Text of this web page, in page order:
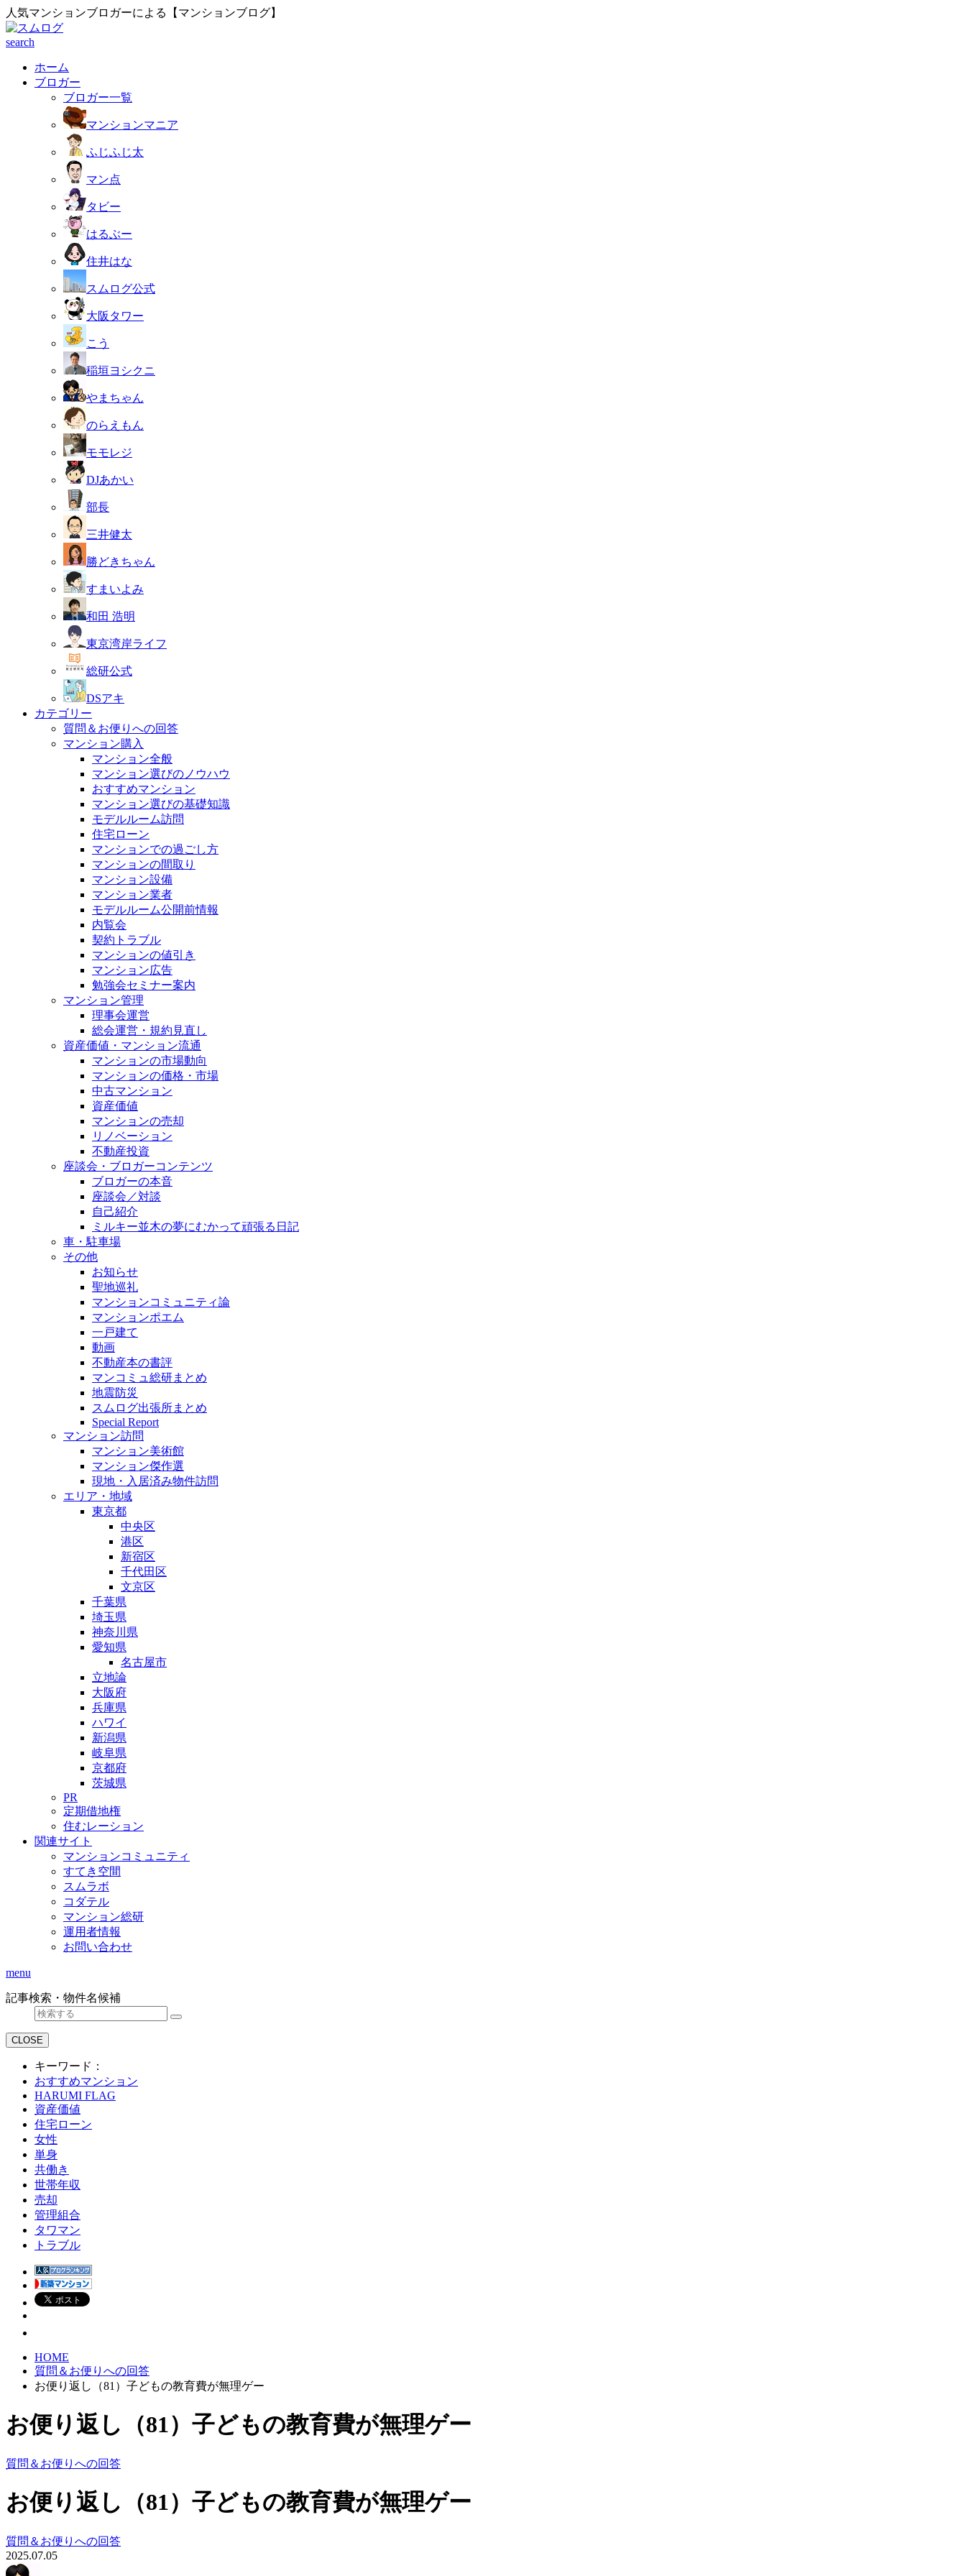
人気マンションブロガーによる【マンションブログ】
search
ホーム
ブロガー
ブロガー一覧
マンションマニア
ふじふじ太
マン点
タビー
はるぶー
住井はな
スムログ公式
大阪タワー
こう
稲垣ヨシクニ
やまちゃん
のらえもん
モモレジ
DJあかい
部長
三井健太
勝どきちゃん
すまいよみ
和田 浩明
東京湾岸ライフ
総研公式
DSアキ
カテゴリー
質問＆お便りへの回答
マンション購入
マンション全般
マンション選びのノウハウ
おすすめマンション
マンション選びの基礎知識
モデルルーム訪問
住宅ローン
マンションでの過ごし方
マンションの間取り
マンション設備
マンション業者
モデルルーム公開前情報
内覧会
契約トラブル
マンションの値引き
マンション広告
勉強会セミナー案内
マンション管理
理事会運営
総会運営・規約見直し
資産価値・マンション流通
マンションの市場動向
マンションの価格・市場
中古マンション
資産価値
マンションの売却
リノベーション
不動産投資
座談会・ブロガーコンテンツ
ブロガーの本音
座談会／対談
自己紹介
ミルキー並木の夢にむかって頑張る日記
車・駐車場
その他
お知らせ
聖地巡礼
マンションコミュニティ論
マンションポエム
一戸建て
動画
不動産本の書評
マンコミュ総研まとめ
地震防災
スムログ出張所まとめ
Special Report
マンション訪問
マンション美術館
マンション傑作選
現地・入居済み物件訪問
エリア・地域
東京都
中央区
港区
新宿区
千代田区
文京区
千葉県
埼玉県
神奈川県
愛知県
名古屋市
立地論
大阪府
兵庫県
ハワイ
新潟県
岐阜県
京都府
茨城県
PR
定期借地権
住むレーション
関連サイト
マンションコミュニティ
すてき空間
スムラボ
コダテル
マンション総研
運用者情報
お問い合わせ
menu
記事検索・物件名候補
CLOSE
キーワード：
おすすめマンション
HARUMI FLAG
資産価値
住宅ローン
女性
単身
共働き
世帯年収
売却
管理組合
タワマン
トラブル
HOME
質問＆お便りへの回答
お便り返し（81）子どもの教育費が無理ゲー
お便り返し（81）子どもの教育費が無理ゲー
質問＆お便りへの回答
お便り返し（81）子どもの教育費が無理ゲー
質問＆お便りへの回答
2025.07.05